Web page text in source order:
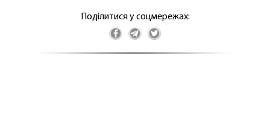
Поділитися у соцмережах: